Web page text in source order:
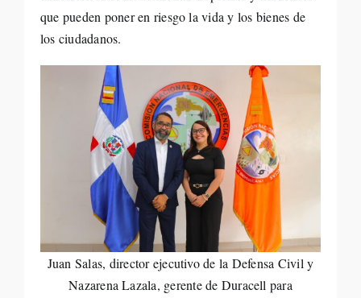
que pueden poner en riesgo la vida y los bienes de
los ciudadanos.
Juan Salas, director ejecutivo de la Defensa Civil y
Nazarena Lazala, gerente de Duracell para